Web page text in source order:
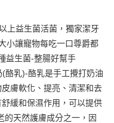
上益生菌活菌，獨家潔牙
小讓寵物每吃一口尊爵都
益生菌-整腸好幫手
酪乳)-酪乳是手工攪打奶油
膚軟化、提亮、清潔和去
緩和保濕作用，可以提供
的天然護膚成分之一，因